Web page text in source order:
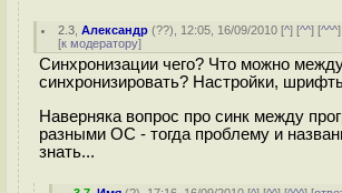
2.3 ,Александр (??), 12:05, 16/09/2010 [^] [^^] [^^^
[к модератору]
Синхронизации чего? Что можно
синхронизировать? Настройки,
Наверняка вопрос про синк между
разными ОС - тогда проблему и
знать...